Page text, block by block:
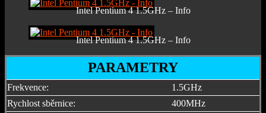
Intel Pentium 4 1.5GHz – Info
Intel Pentium 4 1.5GHz – Info
PARAMETRY
Frekvence:
1.5GHz
Rychlost sběrnice:
400MHz